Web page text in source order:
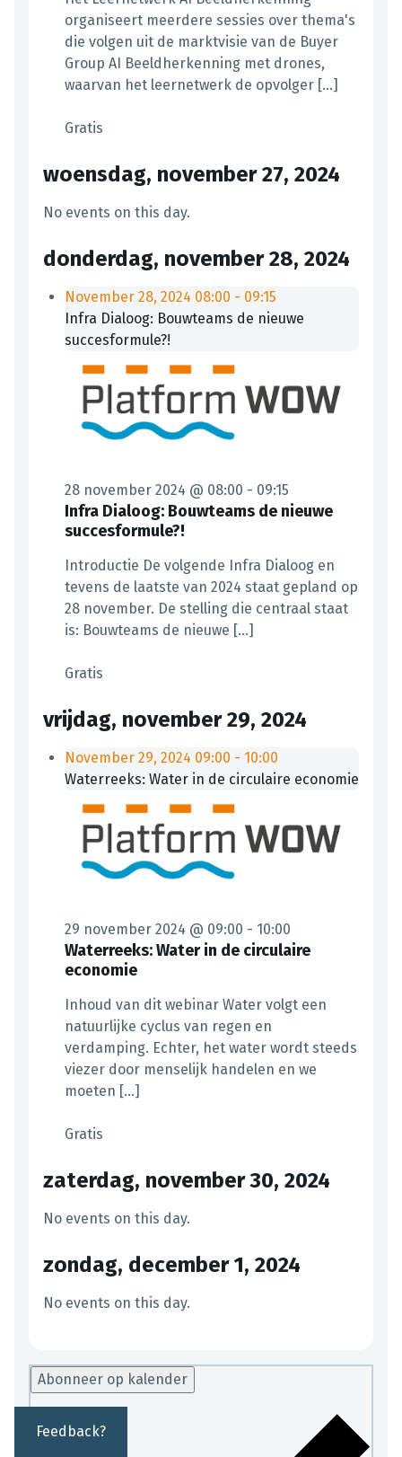
organiseert meerdere sessies over thema's
die volgen uit de marktvisie van de Buyer
Group AI Beeldherkenning met drones,
waarvan het leernetwerk de opvolger […]
Gratis
woensdag, november 27, 2024
No events on this day.
donderdag, november 28, 2024
November 28, 2024 08:00 - 09:15
Infra Dialoog: Bouwteams de nieuwe
succesformule?!
28 november 2024 @ 08:00 - 09:15
Infra Dialoog: Bouwteams de nieuwe
succesformule?!
Introductie De volgende Infra Dialoog en
tevens de laatste van 2024 staat gepland op
28 november. De stelling die centraal staat
is: Bouwteams de nieuwe […]
Gratis
vrijdag, november 29, 2024
November 29, 2024 09:00 - 10:00
Waterreeks: Water in de circulaire economie
29 november 2024 @ 09:00 - 10:00
Waterreeks: Water in de circulaire
economie
Inhoud van dit webinar Water volgt een
natuurlijke cyclus van regen en
verdamping. Echter, het water wordt steeds
viezer door menselijk handelen en we
moeten […]
Gratis
zaterdag, november 30, 2024
No events on this day.
zondag, december 1, 2024
No events on this day.
Abonneer op kalender
Feedback?